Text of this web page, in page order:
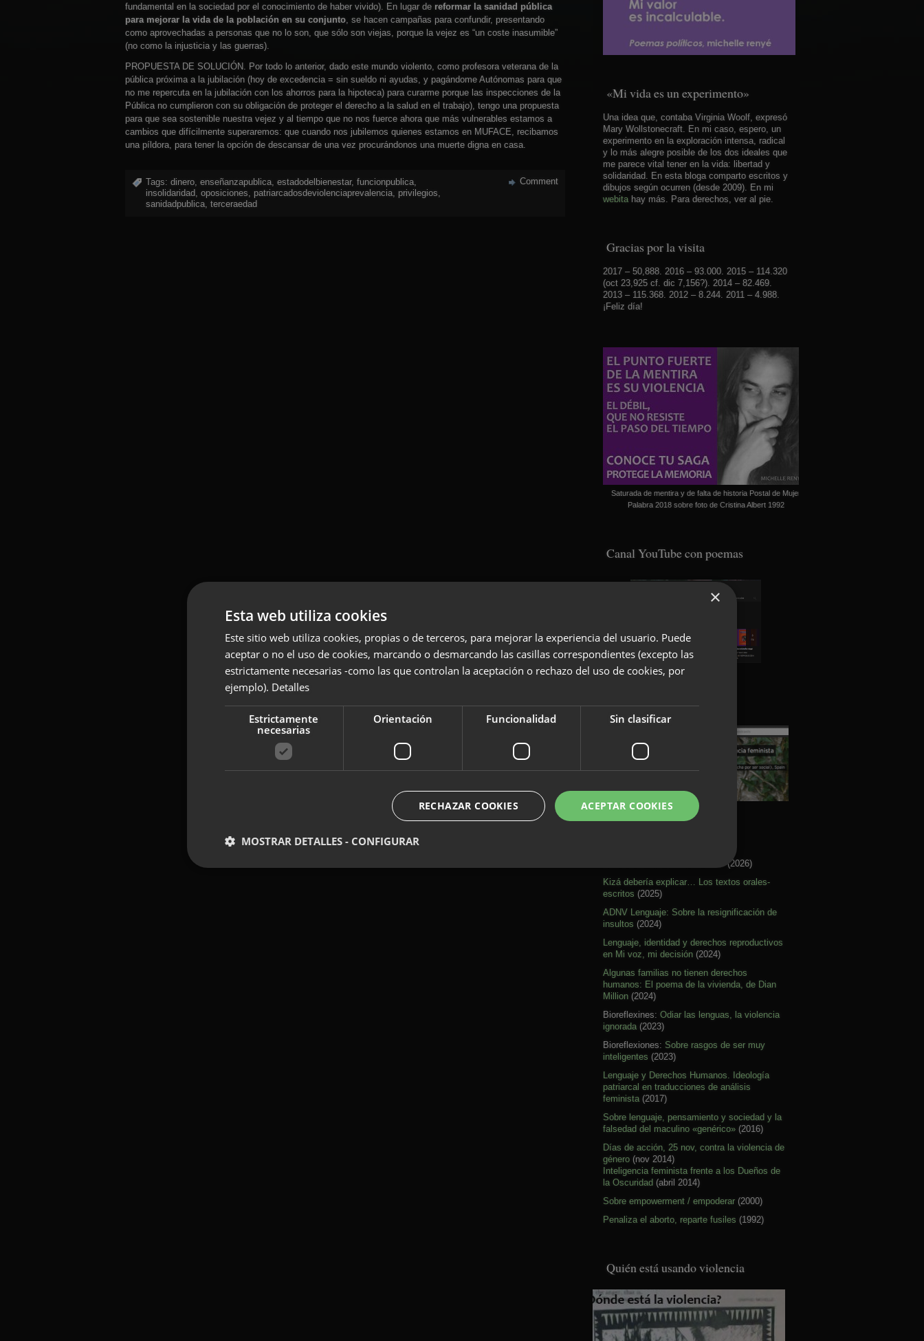
fundamental en la sociedad por el conocimiento de haber vivido). En lugar de reformar la sanidad pública
para mejorar la vida de la población en su conjunto, se hacen campañas para confundir, presentando
como aprovechadas a personas que no lo son, que sólo son viejas, porque la vejez es “un coste inasumible”
(no como la injusticia y las guerras).
PROPUESTA DE SOLUCIÓN. Por todo lo anterior, dado este mundo violento, como profesora veterana de la
pública próxima a la jubilación (hoy de excedencia = sin sueldo ni ayudas, y pagándome Autónomas para que
no me repercuta en la jubilación con los ahorros para la hipoteca) para curarme porque las inspecciones de la
Pública no cumplieron con su obligación de proteger el derecho a la salud en el trabajo), tengo una propuesta
para que sea sostenible nuestra vejez y al tiempo que no nos fuerce ahora que más vulnerables estamos a
cambios que difícilmente superaremos: que cuando nos jubilemos quienes estamos en MUFACE, recibamos
una píldora, para tener la opción de descansar de una vez procurándonos una muerte digna en casa.
Tags: dinero, enseñanzapublica, estadodelbienestar, funcionpublica,
insolidaridad, oposiciones, patriarcadosdeviolenciaprevalencia, privilegios,
sanidadpublica, terceraedad
Comment
«Mi vida es un experimento»
Una idea que, contaba Virginia Woolf, expresó
Mary Wollstonecraft. En mi caso, espero, un
experimento en la exploración intensa, radical
y lo más alegre posible de los dos ideales que
me parece vital tener en la vida: libertad y
solidaridad. En esta bloga comparto escritos y
dibujos según ocurren (desde 2009). En mi
webita hay más. Para derechos, ver al pie.
Gracias por la visita
2017 – 50,888. 2016 – 93.000. 2015 – 114.320
(oct 23,925 cf. dic 7,156?). 2014 – 82.469.
2013 – 115.368. 2012 – 8.244. 2011 – 4.988.
¡Feliz día!
Saturada de mentira y de falta de historia Postal de Mujer
Palabra 2018 sobre foto de Cristina Albert 1992
Canal YouTube con poemas
Soundcloud con poemas
(2026)
Kizá debería explicar… Los textos orales-
escritos (2025)
ADNV Lenguaje: Sobre la resignificación de
insultos (2024)
Lenguaje, identidad y derechos reproductivos
en Mi voz, mi decisión (2024)
Algunas familias no tienen derechos
humanos: El poema de la vivienda, de Dian
Million (2024)
Bioreflexines: Odiar las lenguas, la violencia
ignorada (2023)
Bioreflexiones: Sobre rasgos de ser muy
inteligentes (2023)
Lenguaje y Derechos Humanos. Ideología
patriarcal en traducciones de análisis
feminista (2017)
Sobre lenguaje, pensamiento y sociedad y la
falsedad del maculino «genérico» (2016)
Días de acción, 25 nov, contra la violencia de
género (nov 2014)
Inteligencia feminista frente a los Dueños de
la Oscuridad (abril 2014)
Sobre empowerment / empoderar (2000)
Penaliza el aborto, reparte fusiles (1992)
Quién está usando violencia
×
Esta web utiliza cookies
Este sitio web utiliza cookies, propias o de terceros, para mejorar la experiencia del usuario. Puede
aceptar o no el uso de cookies, marcando o desmarcando las casillas correspondientes (excepto las
estrictamente necesarias -como las que controlan la aceptación o rechazo del uso de cookies, por
ejemplo). Detalles
Estrictamente
necesarias
Orientación Funcionalidad Sin clasificar
ACEPTAR COOKIES
RECHAZAR COOKIES
MOSTRAR DETALLES - CONFIGURAR